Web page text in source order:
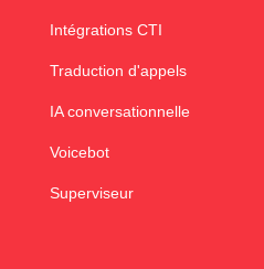
Intégrations CTI
Traduction d'appels
IA conversationnelle
Voicebot
Superviseur